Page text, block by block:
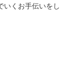
いくお手伝いをし